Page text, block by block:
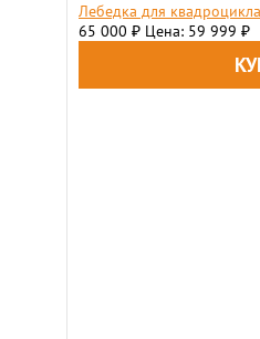
Лебедка для
65 000 ₽ Цена: 59 999 ₽